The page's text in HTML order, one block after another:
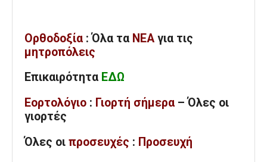
Ορθοδοξία : Όλα τα ΝΕΑ για τις
μητροπόλεις
Επικαιρότητα ΕΔΩ
Εορτολόγιο : Γιορτή σήμερα – Όλες οι
γιορτές
Όλες οι προσευχές : Προσευχή